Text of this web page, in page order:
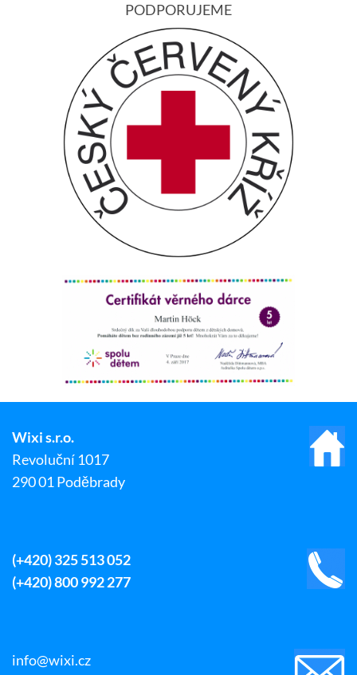
PODPORUJEME
Wixi s.r.o.
Revoluční 1017
290 01 Poděbrady
(+420) 325 513 052
(+420) 800 992 277
info@wixi.cz